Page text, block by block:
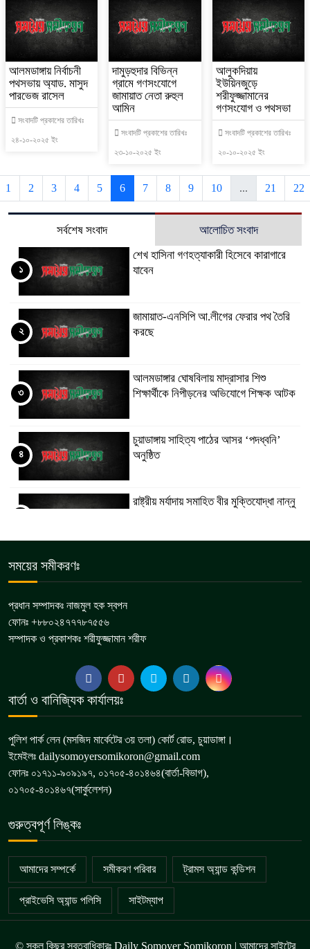
আলমডাঙ্গায় নির্বাচনী
পথসভায় অ্যাড. মাসুদ
পারভেজ রাসেল
সংবাদটি প্রকাশের তারিখঃ
২৪-১০-২০২৫ ইং
দামুড়হুদার বিভিন্ন
গ্রামে গণসংযোগে
জামায়াত নেতা রুহুল
আমিন
সংবাদটি প্রকাশের তারিখঃ
২৩-১০-২০২৫ ইং
আলুকদিয়ায়
ইউয়িনজুড়ে
শরীফুজ্জামানের
গণসংযোগ ও পথসভা
সংবাদটি প্রকাশের তারিখঃ
২০-১০-২০২৫ ইং
1 2 3 4 5 6 7 8 9 10 ... 21 22
সর্বশেষ সংবাদ
আলোচিত সংবাদ
শেখ হাসিনা গণহত্যাকারী হিসেবে কারাগারে
যাবেন
১
জামায়াত-এনসিপি আ.লীগের ফেরার পথ তৈরি
করছে
২
আলমডাঙ্গার ঘোষবিলায় মাদ্রাসার শিশু
শিক্ষার্থীকে নিপীড়নের অভিযোগে শিক্ষক আটক
৩
চুয়াডাঙ্গায় সাহিত্য পাঠের আসর ‘পদধ্বনি’
অনুষ্ঠিত
৪
রাষ্ট্রীয় মর্যাদায় সমাহিত বীর মুক্তিযোদ্ধা নান্নু
গ্রেপ্তার
৭
অনুপ্রবেশকালে ৮ বাংলাদেশি নারী আটক
৮
সময়ের সমীকরণঃ
প্রধান সম্পাদকঃ নাজমুল হক স্বপন
ফোনঃ +৮৮০২৪৭৭৭৮৭৫৫৬
সম্পাদক ও প্রকাশকঃ শরীফুজ্জামান শরীফ
বার্তা ও বানিজ্যিক কার্যালয়ঃ
পুলিশ পার্ক লেন (মসজিদ মার্কেটের ৩য় তলা) কোর্ট রোড, চুয়াডাঙ্গা।
ইমেইলঃ dailysomoyersomikoron@gmail.com
ফোনঃ ০১৭১১-৯০৯১৯৭, ০১৭০৫-৪০১৪৬৪(বার্তা-বিভাগ),
০১৭০৫-৪০১৪৬৭(সার্কুলেশন)
গুরুত্বপূর্ণ লিঙ্কঃ
আমাদের সম্পর্কে সমীকরণ পরিবার ট্রামস অ্যান্ড কন্ডিশন
প্রাইভেসি অ্যান্ড পলিসি সাইটম্যাপ
© সকল কিছুর স্বত্বাধিকারঃ Daily Somoyer Somikoron | আমাদের সাইটের